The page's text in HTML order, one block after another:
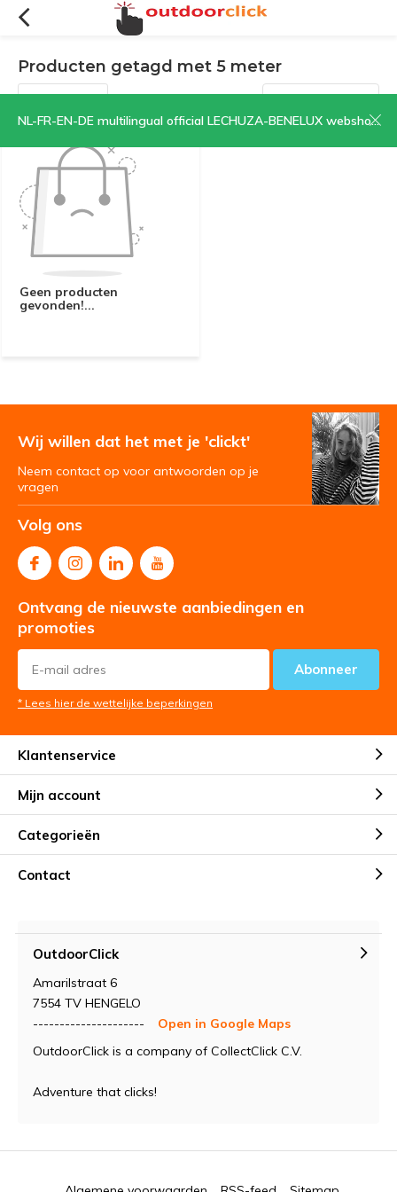
NL-FR-EN-DE multilingual official LECHUZA-BENELUX webshop | CLICK HERE NOW!
Producten getagd met 5 meter
Filters Sorteren op:
Geen producten
gevonden!...
Wij willen dat het met je 'clickt'
Neem contact op voor antwoorden op je
vragen
Volg ons
Ontvang de nieuwste aanbiedingen en
promoties
Abonneer
* Lees hier de wettelijke beperkingen
Klantenservice
Mijn account
Categorieën
Contact
OutdoorClick
Amarilstraat 6
7554 TV HENGELO
---------------------
Open in Google Maps
OutdoorClick is a company of CollectClick C.V.
Adventure that clicks!